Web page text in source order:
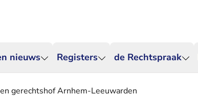
nieuws Registers de Rechtspraak
gerechtshof Arnhem-Leeuwarden